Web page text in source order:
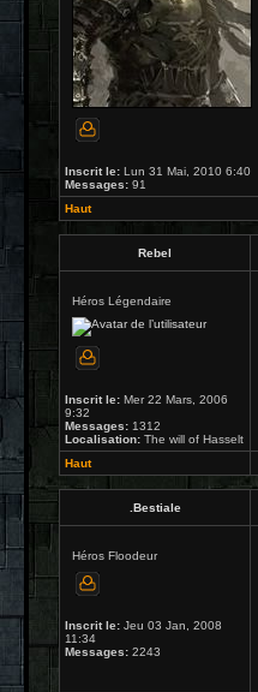
Inscrit le: Lun 31 Mai, 2010 6:40
Messages: 91
Haut
Rebel
Héros Légendaire
Inscrit le: Mer 22 Mars, 2006
9:32
Messages: 1312
Localisation: The will of Hasselt
Haut
.Bestiale
Héros Floodeur
Inscrit le: Jeu 03 Jan, 2008
11:34
Messages: 2243